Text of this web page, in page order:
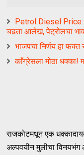
Petrol Diesel Price:
चढता आलेख, पेट्रोलचा
भाजपचा निर्णय हा फक्त
काँग्रेसला मोठा धक्का!
राजकोटमधून एक
अल्पवयीन मुलीचा